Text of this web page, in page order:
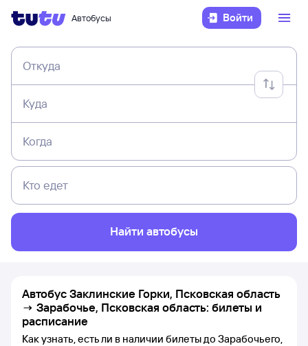
Автобусы Войти
Откуда
Куда
Когда
Кто едет
Найти автобусы
Автобус Заклинские Горки, Псковская область
→ Зарабочье, Псковская область: билеты и
расписание
Как узнать, есть ли в наличии билеты до Зарабочьего,